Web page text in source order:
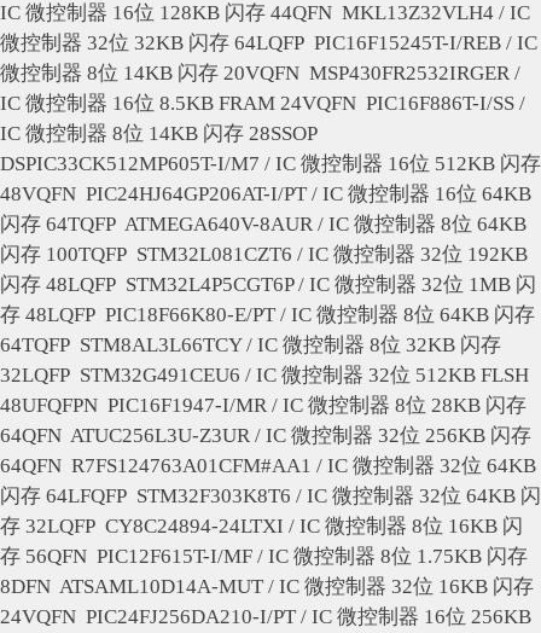
IC 微控制器 16位 128KB 闪存 44QFN MKL13Z32VLH4 / IC
微控制器 32位 32KB 闪存 64LQFP PIC16F15245T-I/REB / IC
微控制器 8位 14KB 闪存 20VQFN MSP430FR2532IRGER /
IC 微控制器 16位 8.5KB FRAM 24VQFN PIC16F886T-I/SS /
IC 微控制器 8位 14KB 闪存 28SSOP
DSPIC33CK512MP605T-I/M7 / IC 微控制器 16位 512KB 闪存
48VQFN PIC24HJ64GP206AT-I/PT / IC 微控制器 16位 64KB
闪存 64TQFP ATMEGA640V-8AUR / IC 微控制器 8位 64KB
闪存 100TQFP STM32L081CZT6 / IC 微控制器 32位 192KB
闪存 48LQFP STM32L4P5CGT6P / IC 微控制器 32位 1MB 闪
存 48LQFP PIC18F66K80-E/PT / IC 微控制器 8位 64KB 闪存
64TQFP STM8AL3L66TCY / IC 微控制器 8位 32KB 闪存
32LQFP STM32G491CEU6 / IC 微控制器 32位 512KB FLSH
48UFQFPN PIC16F1947-I/MR / IC 微控制器 8位 28KB 闪存
64QFN ATUC256L3U-Z3UR / IC 微控制器 32位 256KB 闪存
64QFN R7FS124763A01CFM#AA1 / IC 微控制器 32位 64KB
闪存 64LFQFP STM32F303K8T6 / IC 微控制器 32位 64KB 闪
存 32LQFP CY8C24894-24LTXI / IC 微控制器 8位 16KB 闪
存 56QFN PIC12F615T-I/MF / IC 微控制器 8位 1.75KB 闪存
8DFN ATSAML10D14A-MUT / IC 微控制器 32位 16KB 闪存
24VQFN PIC24FJ256DA210-I/PT / IC 微控制器 16位 256KB